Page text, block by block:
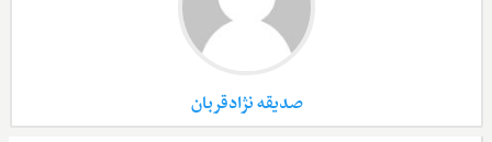
صدیقه نژادقربان